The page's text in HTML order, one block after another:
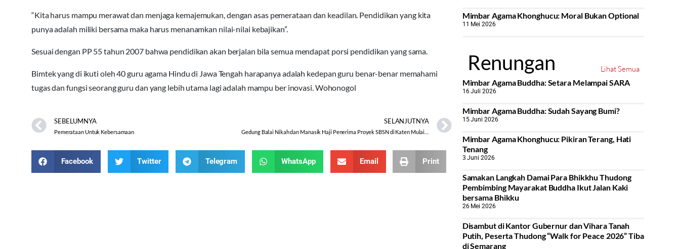
“Kita harus mampu merawat dan menjaga kemajemukan, dengan asas pemerataan dan keadilan. Pendidikan yang kita
punya adalah miliki bersama maka harus menanamkan nilai-nilai kebajikan”.
Sesuai dengan PP 55 tahun 2007 bahwa pendidikan akan berjalan bila semua mendapat porsi pendidikan yang sama.
Bimtek yang di ikuti oleh 40 guru agama Hindu di Jawa Tengah harapanya adalah kedepan guru benar-benar memahami
tugas dan fungsi seorang guru dan yang lebih utama lagi adalah mampu ber inovasi. Wohonogol
SEBELUMNYA
Pemerataan Untuk Kebersamaan
SELANJUTNYA
Facebook Twitter Telegram WhatsApp Email Print
Mimbar Agama Khonghucu: Moral Bukan Optional
11 Mei 2026
Renungan
Lihat Semua
Mimbar Agama Buddha: Setara Melampai SARA
16 Juli 2026
Mimbar Agama Buddha: Sudah Sayang Bumi?
15 Juni 2026
Mimbar Agama Khonghucu: Pikiran Terang, Hati
Tenang
3 Juni 2026
Samakan Langkah Damai Para Bhikkhu Thudong
Pembimbing Mayarakat Buddha Ikut Jalan Kaki
bersama Bhikku
26 Mei 2026
Disambut di Kantor Gubernur dan Vihara Tanah
Putih, Peserta Thudong “Walk for Peace 2026” Tiba
di Semarang